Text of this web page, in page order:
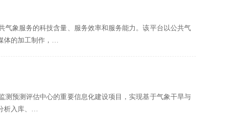
气象服务的科技含量、服务效率和服务能力。该平台以公共气
体的加工制作，…
测预测评估中心的重要信息化建设项目，实现基于气象干旱与
析入库、…